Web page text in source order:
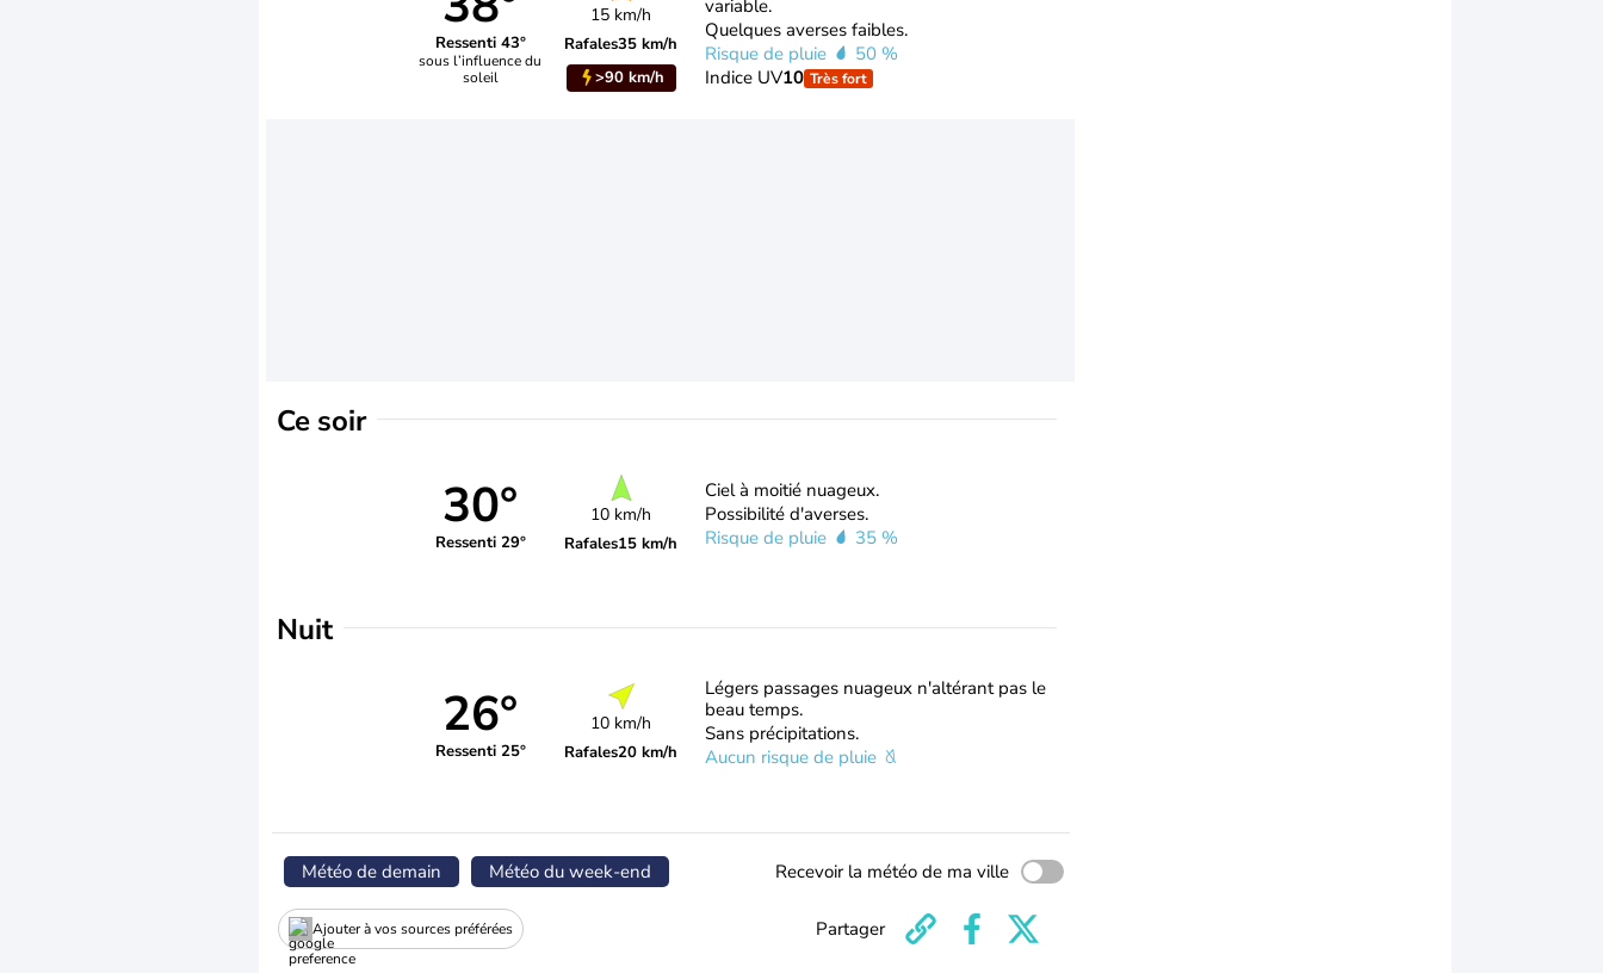
Ressenti 43°
sous l’influence du
soleil
15 km/h
Rafales35 km/h
>90 km/h
variable.
Quelques averses faibles.
Risque de pluie
50 %
Indice UV10 Très fort
Ce soir
30°
Ressenti 29°
10 km/h
Rafales15 km/h
Ciel à moitié nuageux.
Possibilité d'averses.
Risque de pluie
35 %
Nuit
26°
Ressenti 25°
10 km/h
Rafales20 km/h
Légers passages nuageux n'altérant pas le
beau temps.
Sans précipitations.
Aucun risque de pluie
Météo de demain Météo du week-end Recevoir la météo de ma ville
Ajouter à vos sources préférées Partager